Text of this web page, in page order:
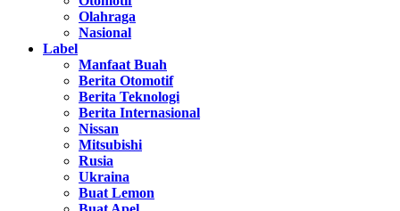
Olahraga
Nasional
Label
Manfaat Buah
Berita Otomotif
Berita Teknologi
Berita Internasional
Nissan
Mitsubishi
Rusia
Ukraina
Buat Lemon